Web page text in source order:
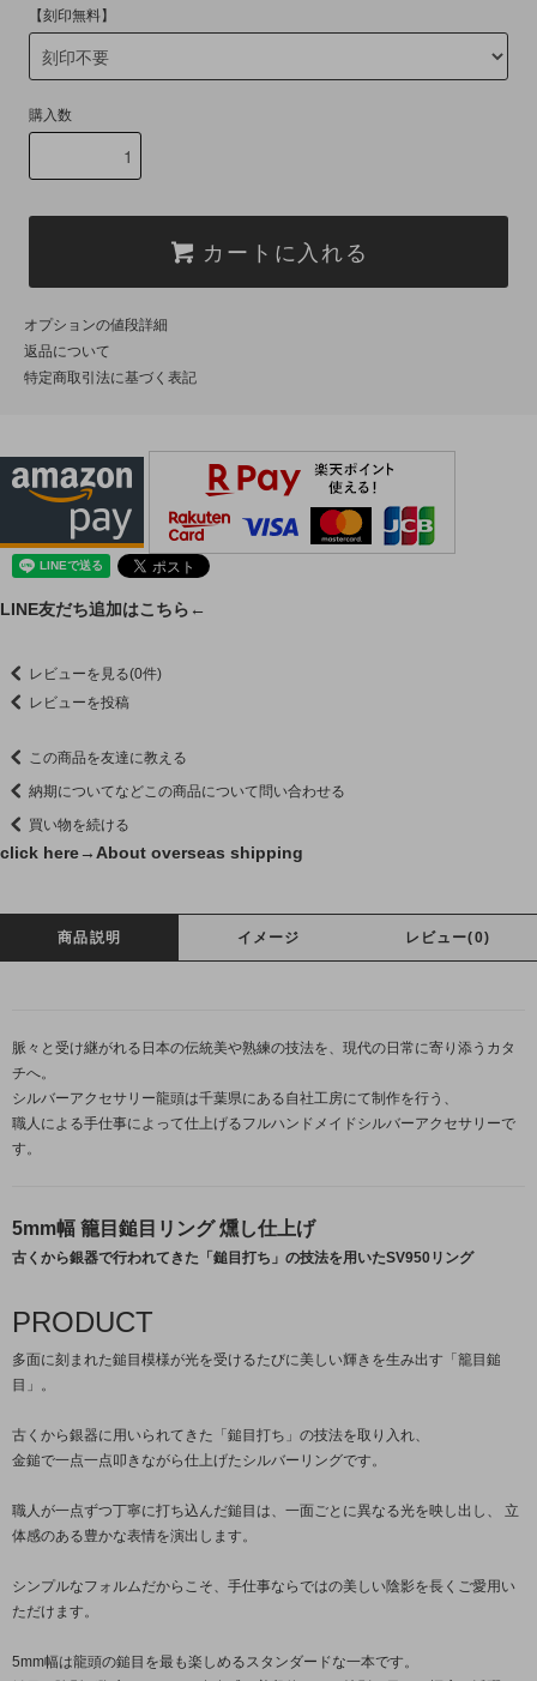
【刻印無料】
購入数
カートに入れる
オプションの値段詳細
返品について
特定商取引法に基づく表記
LINE友だち追加はこちら←
レビューを見る(0件)
レビューを投稿
この商品を友達に教える
納期についてなどこの商品について問い合わせる
買い物を続ける
click here→ About overseas shipping
商品説明 イメージ レビュー(0)
脈々と受け継がれる日本の伝統美や熟練の技法を、現代の日常に寄り添うカタ
チへ。
シルバーアクセサリー龍頭は千葉県にある自社工房にて制作を行う、
職人による手仕事によって仕上げるフルハンドメイドシルバーアクセサリーで
す。
5mm幅 籠目鎚目リング 燻し仕上げ
古くから銀器で行われてきた「鎚目打ち」の技法を用いたSV950リング
PRODUCT
多面に刻まれた鎚目模様が光を受けるたびに美しい輝きを生み出す「籠目鎚
目」。
古くから銀器に用いられてきた「鎚目打ち」の技法を取り入れ、
金鎚で一点一点叩きながら仕上げたシルバーリングです。
職人が一点ずつ丁寧に打ち込んだ鎚目は、一面ごとに異なる光を映し出し、 立
体感のある豊かな表情を演出します。
シンプルなフォルムだからこそ、手仕事ならではの美しい陰影を長くご愛用い
ただけます。
5mm幅は龍頭の鎚目を最も楽しめるスタンダードな一本です。